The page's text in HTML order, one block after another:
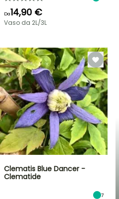
Da14,90 €
Vaso da 2L/3L
Clematis Blue Dancer -
Clematide
7